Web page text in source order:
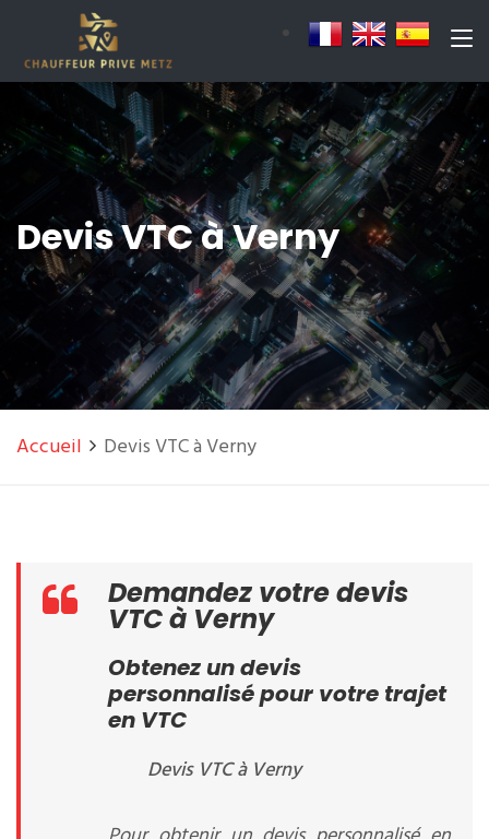
Devis VTC à Verny
Accueil Devis VTC à Verny
Demandez votre devis
VTC à Verny
Obtenez un devis
personnalisé pour votre trajet
en VTC
Devis VTC à Verny